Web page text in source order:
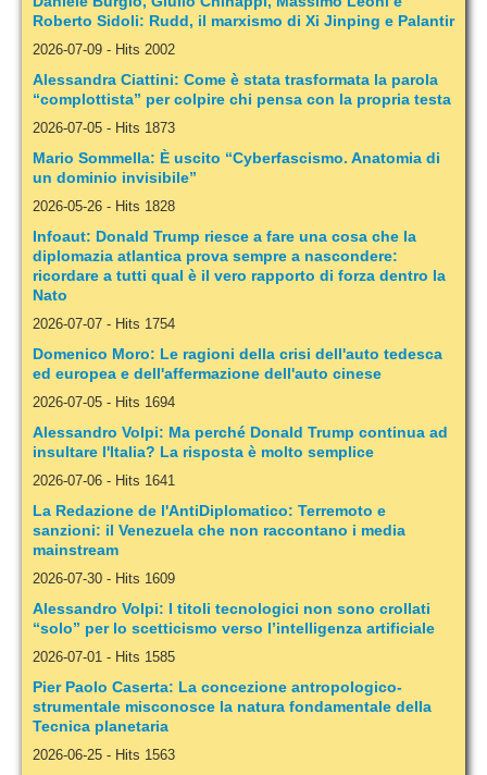
Roberto Sidoli: Rudd, il marxismo di Xi Jinping e Palantir
2026-07-09 - Hits 2002
Alessandra Ciattini: Come è stata trasformata la parola
“complottista” per colpire chi pensa con la propria testa
2026-07-05 - Hits 1873
Mario Sommella: È uscito “Cyberfascismo. Anatomia di
un dominio invisibile”
2026-05-26 - Hits 1828
Infoaut: Donald Trump riesce a fare una cosa che la
diplomazia atlantica prova sempre a nascondere:
ricordare a tutti qual è il vero rapporto di forza dentro la
Nato
2026-07-07 - Hits 1754
Domenico Moro: Le ragioni della crisi dell'auto tedesca
ed europea e dell'affermazione dell'auto cinese
2026-07-05 - Hits 1694
Alessandro Volpi: Ma perché Donald Trump continua ad
insultare l'Italia? La risposta è molto semplice
2026-07-06 - Hits 1641
La Redazione de l'AntiDiplomatico: Terremoto e
sanzioni: il Venezuela che non raccontano i media
mainstream
2026-07-30 - Hits 1609
Alessandro Volpi: I titoli tecnologici non sono crollati
“solo” per lo scetticismo verso l’intelligenza artificiale
2026-07-01 - Hits 1585
Pier Paolo Caserta: La concezione antropologico-
strumentale misconosce la natura fondamentale della
Tecnica planetaria
2026-06-25 - Hits 1563